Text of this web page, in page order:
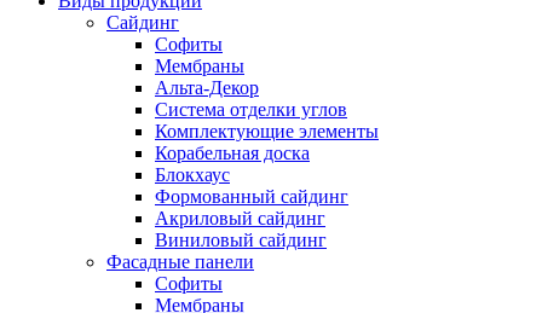
Сайдинг
Софиты
Мембраны
Альта-Декор
Система отделки углов
Комплектующие элементы
Корабельная доска
Блокхаус
Формованный сайдинг
Акриловый сайдинг
Виниловый сайдинг
Фасадные панели
Софиты
Мембраны